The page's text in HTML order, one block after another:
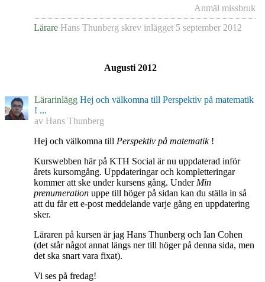
Anmäl missbruk
Lärare Hans Thunberg skrev inlägget 5 september 2012
Augusti 2012
Lärarinlägg Hej och välkomna till Perspektiv på matematik
! ...
av Hans Thunberg
Hej och välkomna till Perspektiv på matematik !
Kurswebben här på KTH Social är nu uppdaterad inför
årets kursomgång. Uppdateringar och kompletteringar
kommer att ske under kursens gång. Under Min
prenumeration uppe till höger på sidan kan du ställa in så
att du får ett e-post meddelande varje gång en uppdatering
sker.
Läraren på kursen är jag Hans Thunberg och Ian Cohen
(det står något annat längs ner till höger på denna sida, men
det ska snart vara fixat).
Vi ses på fredag!